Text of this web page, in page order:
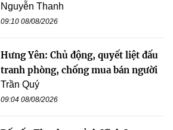
Nguyễn Thanh
09:10 08/08/2026
Hưng Yên: Chủ động, quyết liệt đấu
tranh phòng, chống mua bán người
Trần Quý
09:04 08/08/2026